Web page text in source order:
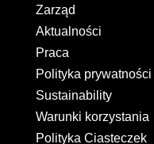
Zarząd
Aktualności
Praca
Polityka prywatności
Sustainability
Warunki korzystania
Polityka Ciasteczek